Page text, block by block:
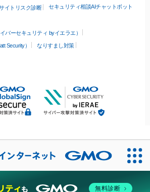
イトリスク診断 セキュリティ相談AIチャットボット
バーセキュリティ byイエラエ）
Security）
なりすまし対策
無料診断